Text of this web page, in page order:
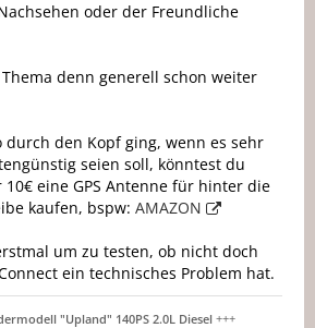
oder der Freundliche
denn generell schon weiter
durch den Kopf ging, wenn es sehr
seien soll, könntest du
eine GPS Antenne für hinter die
kaufen, bspw: AMAZON
um zu testen, ob nicht doch
ein technisches Problem hat.
"Upland" 140PS 2.0L Diesel +++